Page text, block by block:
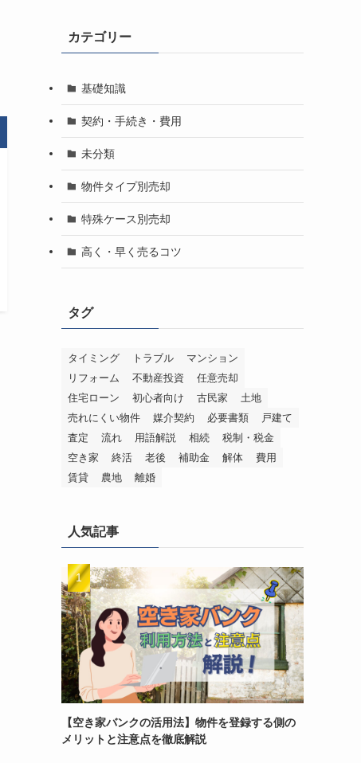
カテゴリー
基礎知識
契約・手続き・費用
未分類
物件タイプ別売却
特殊ケース別売却
高く・早く売るコツ
タグ
タイミング トラブル
マンション
リフォーム
不動産投資
任意売却
住宅ローン
初心者向け 古民家
土地
売れにくい物件
媒介契約 必要書類
戸建て
査定
流れ 用語解説 相続
税制・税金
空き家
終活 老後 補助金 解体
費用
賃貸
農地 離婚
人気記事
【空き家バンクの活用法】物件を登録する側の
メリットと注意点を徹底解説